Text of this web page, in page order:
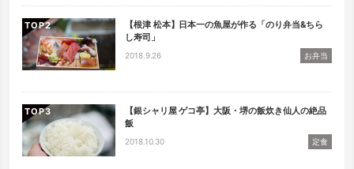
TOP
【根津 松本】日本一の魚屋が作る「のり弁当&ちら
し寿司」
2018.9.26 お弁当
TOP
【銀シャリ屋 ゲコ亭】大阪・堺の飯炊き仙人の絶品
飯
2018.10.30 定食